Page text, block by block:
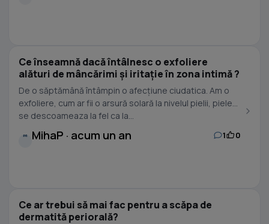
Ce înseamnă dacă întâlnesc o exfoliere
alături de mâncărimi și iritație în zona intimă ?
De o săptămână întâmpin o afecțiune ciudatica. Am o
exfoliere, cum ar fii o arsură solară la nivelul pielii, pielea
se descoameaza la fel ca la...
M MihaP · acum un an 1 0
Ce ar trebui să mai fac pentru a scăpa de
dermatită periorală?